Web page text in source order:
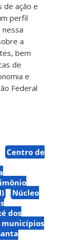
de ação e
perfil
a
bem
de
e
Federal
Centro de
Núcleo
dos